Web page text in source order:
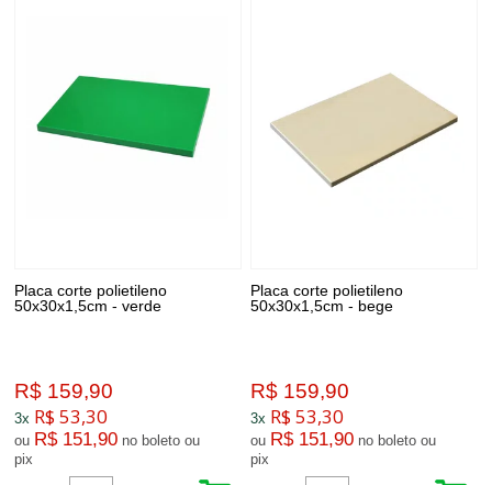
Placa corte polietileno
50x30x1,5cm - verde
R$ 159,90
3x R$ 53,30
ou R$ 151,90 no boleto ou
pix
Placa corte polietileno
50x30x1,5cm - bege
R$ 159,90
3x R$ 53,30
ou R$ 151,90 no boleto ou
pix